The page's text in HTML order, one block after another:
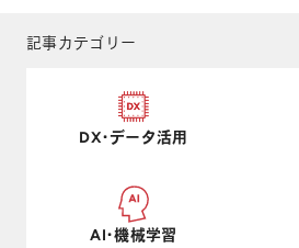
記事カテゴリー
DX・データ活用
AI・機械学習